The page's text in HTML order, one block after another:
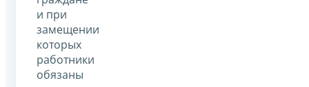
и при
замещении
которых
работники
обязаны